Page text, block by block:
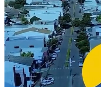
organização do manejo de
população. É A PREFEITURA
POR VOCÊ!...